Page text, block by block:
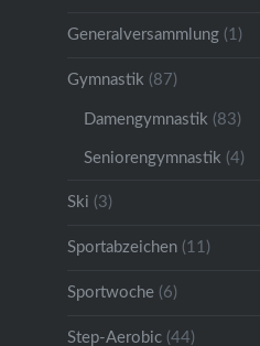
Generalversammlung(1)
Gymnastik (87)
Damengymnastik (83)
Seniorengymnastik (4)
Ski (3)
Sportabzeichen(11)
Sportwoche(6)
Step-Aerobic(44)